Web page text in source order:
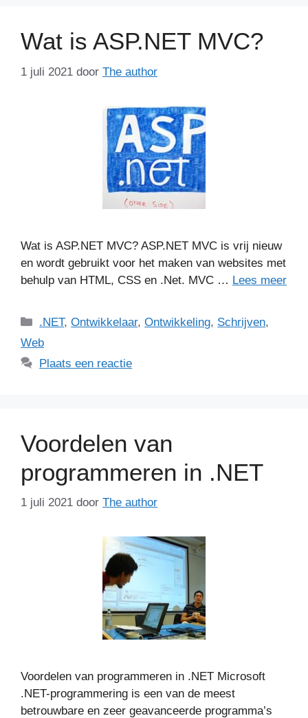
Wat is ASP.NET MVC?
1 juli 2021 door The author
Wat is ASP.NET MVC? ASP.NET MVC is vrij nieuw
en wordt gebruikt voor het maken van websites met
behulp van HTML, CSS en .Net. MVC … Lees meer
Categorieën
.NET,Ontwikkelaar,Ontwikkeling, Schrijven,
Web
Plaats een reactie
Voordelen van
programmeren in .NET
1 juli 2021 door The author
Voordelen van programmeren in .NET Microsoft
.NET-programmering is een van de meest
betrouwbare en zeer geavanceerde programma’s